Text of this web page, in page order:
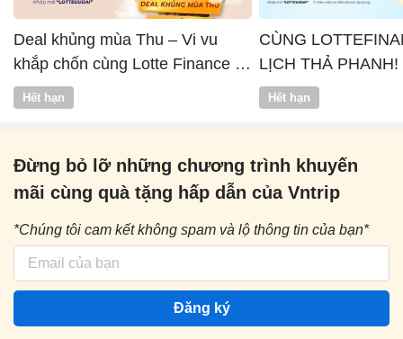
Deal khủng mùa Thu – Vi vu
khắp chốn cùng Lotte Finance x
Vntrip
Hết hạn
CÙNG
LỊCH THẢ PHANH!
Hết hạn
Đừng bỏ lỡ những chương trình khuyến
mãi cùng quà tặng hấp dẫn của Vntrip
*Chúng tôi cam kết không spam và lộ thông tin của bạn*
Đăng ký